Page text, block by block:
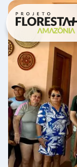
Projeto
Eventos
Contato